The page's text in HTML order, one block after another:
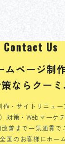
Contact Us
ムページ制
ならクー
・サイトリニュー
対策・Webマーケ
善まで一気通貫で
国のお客様にホー